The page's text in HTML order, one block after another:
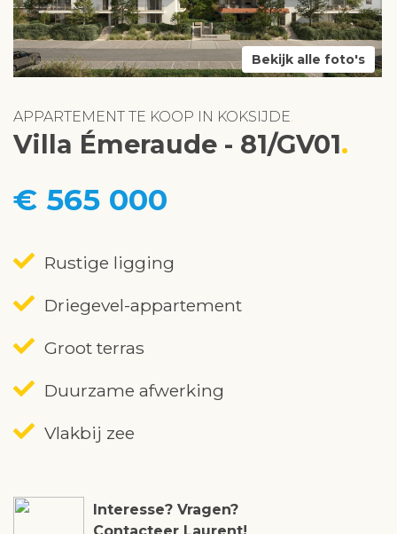
Bekijk alle foto's
APPARTEMENT TE KOOP IN KOKSIJDE
Villa Émeraude - 81/GV01
€ 565 000
Rustige ligging
Driegevel-appartement
Groot terras
Duurzame afwerking
Vlakbij zee
Interesse? Vragen?